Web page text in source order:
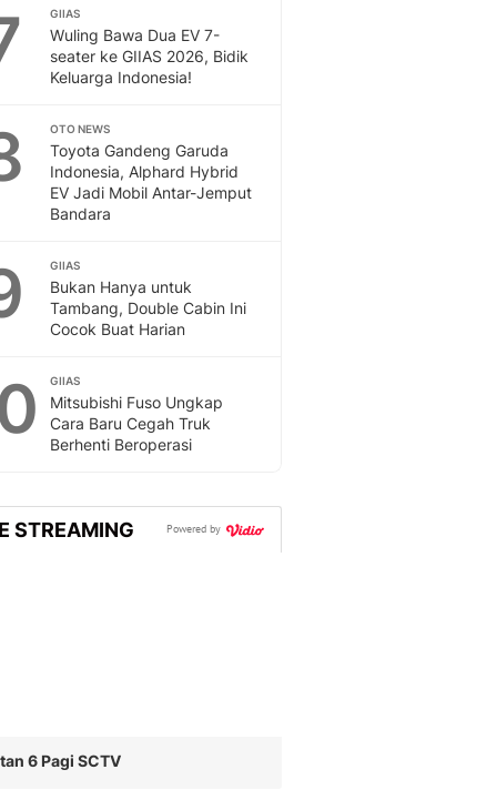
GIIAS
Wuling Bawa Dua EV 7-
seater ke GIIAS 2026, Bidik
Keluarga Indonesia!
OTO NEWS
Toyota Gandeng Garuda
Indonesia, Alphard Hybrid
EV Jadi Mobil Antar-Jemput
Bandara
GIIAS
Bukan Hanya untuk
Tambang, Double Cabin Ini
Cocok Buat Harian
GIIAS
Mitsubishi Fuso Ungkap
Cara Baru Cegah Truk
Berhenti Beroperasi
STREAMING Powered by
6 Pagi SCTV